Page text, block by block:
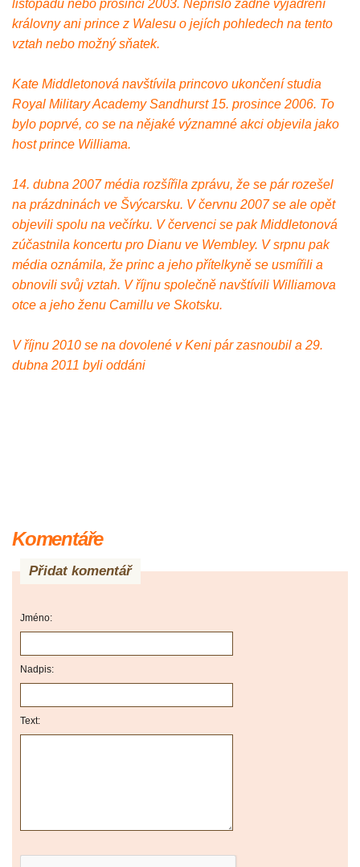
listopadu nebo prosinci 2003. Nepřišlo žádné vyjádření
královny ani prince z Walesu o jejích pohledech na tento
vztah nebo možný sňatek.
Kate Middletonová navštívila princovo ukončení studia
Royal Military Academy Sandhurst 15. prosince 2006. To
bylo poprvé, co se na nějaké významné akci objevila jako
host prince Williama.
14. dubna 2007 média rozšířila zprávu, že se pár rozešel
na prázdninách ve Švýcarsku. V červnu 2007 se ale opět
objevili spolu na večírku. V červenci se pak Middletonová
zúčastnila koncertu pro Dianu ve Wembley. V srpnu pak
média oznámila, že princ a jeho přítelkyně se usmířili a
obnovili svůj vztah. V říjnu společně navštívili Williamova
otce a jeho ženu Camillu ve Skotsku.
V říjnu 2010 se na dovolené v Keni pár zasnoubil a 29.
dubna 2011 byli oddáni
Komentáře
Přidat komentář
Jméno:
Nadpis:
Text: